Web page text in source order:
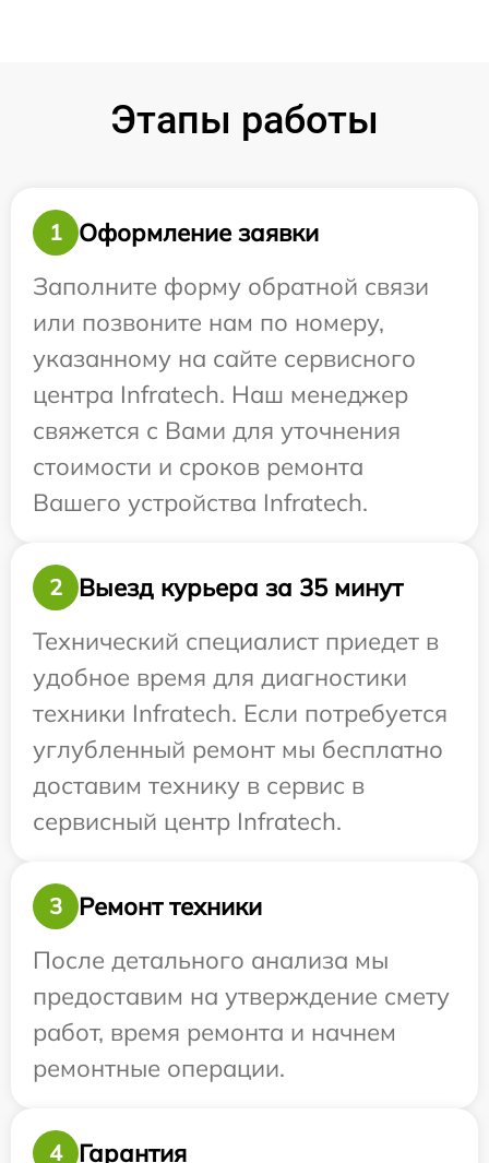
Этапы работы
1
Оформление заявки
Заполните форму обратной связи
или позвоните нам по номеру,
указанному на сайте сервисного
центра Infratech. Наш менеджер
свяжется с Вами для уточнения
стоимости и сроков ремонта
Вашего устройства Infratech.
2
Выезд курьера за 35 минут
Технический специалист приедет в
удобное время для диагностики
техники Infratech. Если потребуется
углубленный ремонт мы бесплатно
доставим технику в сервис в
сервисный центр Infratech.
3
Ремонт техники
После детального анализа мы
предоставим на утверждение смету
работ, время ремонта и начнем
ремонтные операции.
4 Гарантия